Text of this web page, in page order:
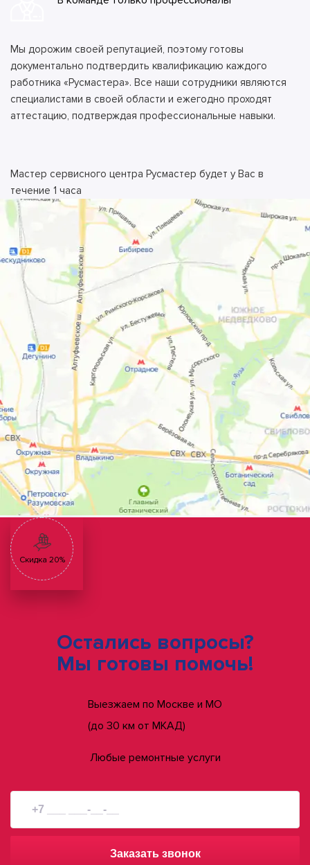
Мы дорожим своей репутацией, поэтому готовы
документально подтвердить квалификацию каждого
работника «Русмастера». Все наши сотрудники являются
специалистами в своей области и ежегодно проходят
аттестацию, подтверждая профессиональные навыки.
Мастер сервисного центра Русмастер будет у Вас в
течение 1 часа
Скидка 20%
Остались вопросы?
Мы готовы помочь!
Выезжаем по Москве и МО
(до 30 км от МКАД)
Любые ремонтные услуги
Заказать звонок